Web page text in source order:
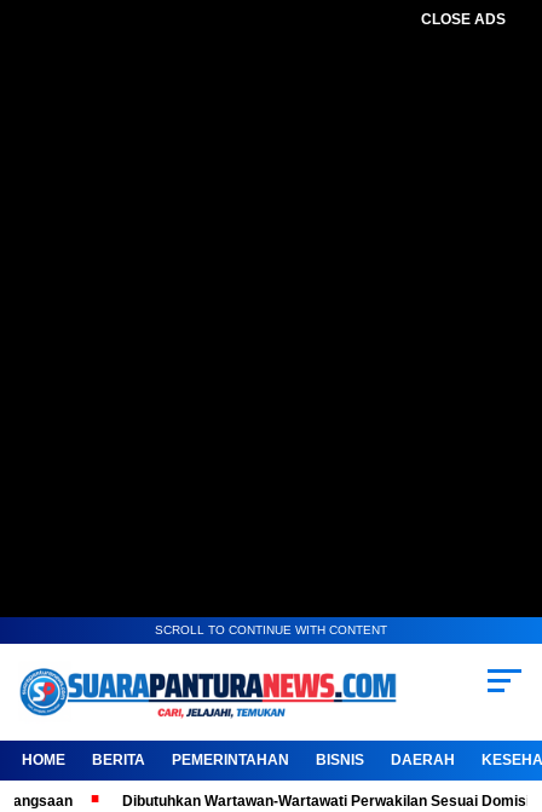
CLOSE ADS
SCROLL TO CONTINUE WITH CONTENT
HOME BERITA PEMERINTAHAN BISNIS DAERAH
Dibutuhkan Wartawan-Wartawati Perwakilan Sesuai Domisili,